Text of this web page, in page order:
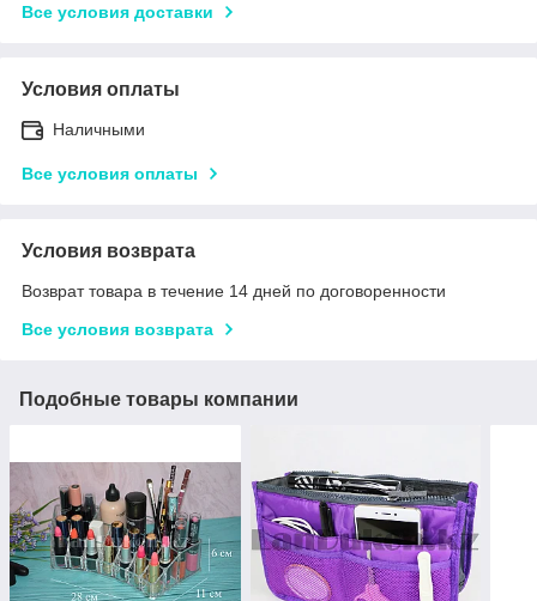
Все условия доставки
Условия оплаты
Наличными
Все условия оплаты
Условия возврата
Возврат товара в течение 14 дней по договоренности
Все условия возврата
Подобные товары компании